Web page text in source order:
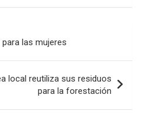
las mujeres
local reutiliza sus residuos
para la forestación